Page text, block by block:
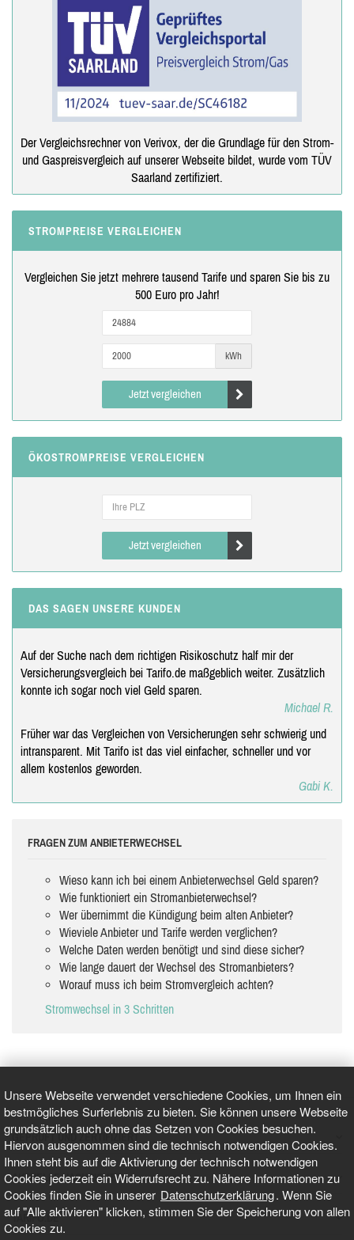
Unsere Webseite verwendet verschiedene Cookies, um Ihnen ein
bestmögliches Surferlebnis zu bieten. Sie können unsere Webseite
grundsätzlich auch ohne das Setzen von Cookies besuchen.
Hiervon ausgenommen sind die technisch notwendigen Cookies.
Ihnen steht bis auf die Aktivierung der technisch notwendigen
Cookies jederzeit ein Widerrufsrecht zu. Nähere Informationen zu
Cookies finden Sie in unserer Datenschutzerklärung. Wenn Sie
auf "Alle aktivieren" klicken, stimmen Sie der Speicherung von allen
Cookies zu.
Der Vergleichsrechner von Verivox, der die Grundlage für den Strom-
und Gaspreisvergleich auf unserer Webseite bildet, wurde vom TÜV
Saarland zertifiziert.
STROMPREISE VERGLEICHEN
Vergleichen Sie jetzt mehrere tausend Tarife und sparen Sie bis zu
500 Euro pro Jahr!
kWh
Jetzt vergleichen
ÖKOSTROMPREISE VERGLEICHEN
Jetzt vergleichen
DAS SAGEN UNSERE KUNDEN
Auf der Suche nach dem richtigen Risikoschutz half mir der
Versicherungsvergleich bei Tarifo.de maßgeblich weiter. Zusätzlich
konnte ich sogar noch viel Geld sparen.
Michael R.
Früher war das Vergleichen von Versicherungen sehr schwierig und
intransparent. Mit Tarifo ist das viel einfacher, schneller und vor
allem kostenlos geworden.
Gabi K.
FRAGEN ZUM ANBIETERWECHSEL
Wieso kann ich bei einem Anbieterwechsel Geld sparen?
Wie funktioniert ein Stromanbieterwechsel?
Wer übernimmt die Kündigung beim alten Anbieter?
Wieviele Anbieter und Tarife werden verglichen?
Welche Daten werden benötigt und sind diese sicher?
Wie lange dauert der Wechsel des Stromanbieters?
Worauf muss ich beim Stromvergleich achten?
Stromwechsel in 3 Schritten
GEPRÜFT UND ZERTIFIZIERT
AKTUELLE NACHRICHTEN
TARIFO.DE